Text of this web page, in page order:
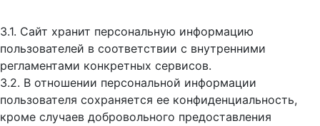
3.1. Сайт хранит персональную информацию
пользователей в соответствии с внутренними
регламентами конкретных сервисов.
3.2. В отношении персональной информации
пользователя сохраняется ее конфиденциальность,
кроме случаев добровольного предоставления